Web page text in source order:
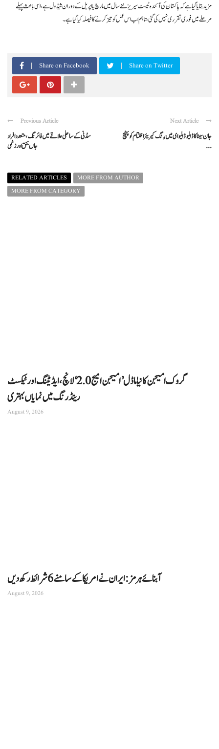
مزید بتایا گیا ہے کہ پاکستان کی آئندہ ٹیسٹ سیریز نئے سال میں مارچ یا اپریل کے دوران شیڈول ہے، اسی باعث پہلے
مرحلے میں فوری تقرری نہیں کی گئی، تاہم اب اس عمل کو تیز کرنے کا فیصلہ کیا گیا ہے۔
Share on Facebook Share on Twitter
Previous Article
سڈنی کے ساحلی علاقے میں فائرنگ، متعدد افراد
جاں بحق اور زخمی
Next Article
جان سینا کا ڈبلیو ڈبلیو ای میں رِنگ کیریئر اختتام کو پہنچ
...
RELATED ARTICLES
MORE FROM AUTHOR
MORE FROM CATEGORY
گروک امیجن کا نیا ماڈل ’امیجن امیج 2.0‘ لانچ، ایڈیٹنگ اور ٹیکسٹ
رینڈرنگ میں نمایاں بہتری
August 9, 2026
آبنائے ہرمز: ایران نے امریکا کے سامنے 6 شرائط رکھ دیں
August 9, 2026